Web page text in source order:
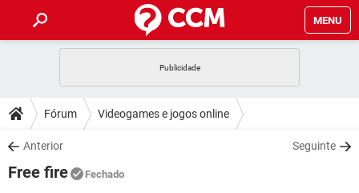
MENU
CELULAR FACEBOOK
OUTLOOK
INSTAGRAM
DICAS
JOGOS WHATSAPP
DOWNLOADS
JOGOS
Fórum Videogames e jogos online
Anterior Seguinte
Free fire Fechado